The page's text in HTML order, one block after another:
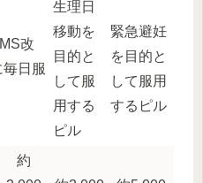
改
日服
生理日
移動を
目的と
して服
用する
ピル
緊急避妊
を目的と
して服用
するピル
約